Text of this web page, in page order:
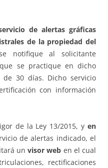
de alertas gráficas
de la propiedad del
notifique al solicitante
se practique en dicho
30 días. Dicho servicio
con información
de la Ley 13/2015, y en
de alertas indicado, el
unvisor web en el cual
rectificaciones